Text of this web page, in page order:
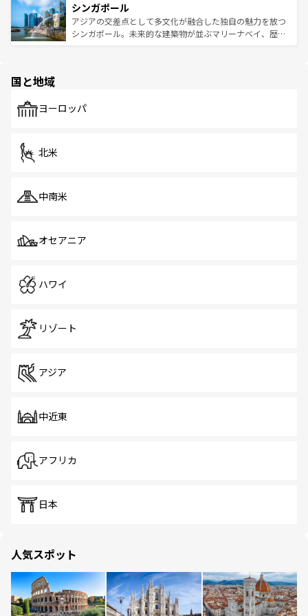
参照してほしい。
激する。気候は一年中温暖で、どの季節にも異なる楽しみ
が待っている。親しみやすいタイの人々、仏教を中心とし
た文化、そして多様な観光資源が、訪れる旅人を魅了し続
み、どこを訪れても感動するはず。観光スポットが密集し
ており、効率よく見どころを回れるのも魅力。息をのむよ
うな絶景から文化的な体験まで、香港を存分に楽しみ尽く
シンガポール
アジアの交差点として多文化が融合した独自の魅力を放つ
シンガポール。未来的な建築物が並ぶマリーナベイ、歴史
で、ホーカーズは地元の風情を楽しめる外せないスポット
国と地域
ヨーロッパ
北米
中南米
オセアニア
ハワイ
リゾート
アジア
中近東
アフリカ
日本
人気スポット